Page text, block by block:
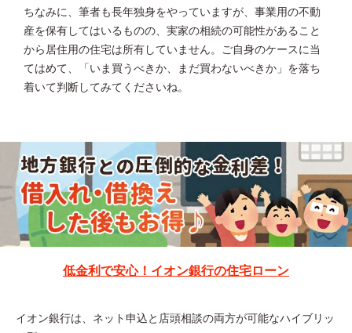
ちなみに、筆者も長年独身をやっていますが、事業用の不動
産を保有してはいるものの、実家の相続の可能性があること
から居住用の住宅は所有していません。ご自身のケースに当
てはめて、「いま買うべきか、まだ買わないべきか」を落ち
着いて判断してみてくださいね。
低金利で安心！イオン銀行の住宅ローン
イオン銀行は、ネット申込と店頭相談の両方が可能なハイブリッ